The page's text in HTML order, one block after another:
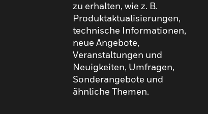
zu erhalten, wie z. B.
Produktaktualisierungen,
technische Informationen,
neue Angebote,
Veranstaltungen und
Neuigkeiten, Umfragen,
Sonderangebote und
ähnliche Themen.